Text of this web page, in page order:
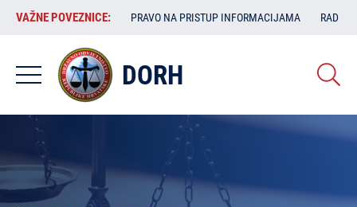
Skoči
sadržaj
VAŽNE
POVEZNICE:
VAŽNE POVEZNICE: PRAVO NA PRISTUP INFORMACIJAMA RAD
DORH